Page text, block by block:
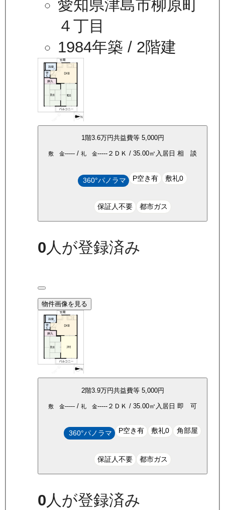
愛知県津島市柳原町
４丁目
1984年築 / 2階建
1 階3.6万円共益費等 5,000円
敷 金----- / 礼 金----- ２ＤＫ / 35.00㎡ 入居日 相 談
360°パノラマ P空き有 敷礼0
保証人不要 都市ガス
0人が登録済み
物件画像を見る
2階3.9万円共益費等 5,000円
敷 金----- / 礼 金----- ２ＤＫ / 35.00㎡ 入居日 即 可
360°パノラマ P空き有 敷礼0 角部屋
保証人不要 都市ガス
0人が登録済み